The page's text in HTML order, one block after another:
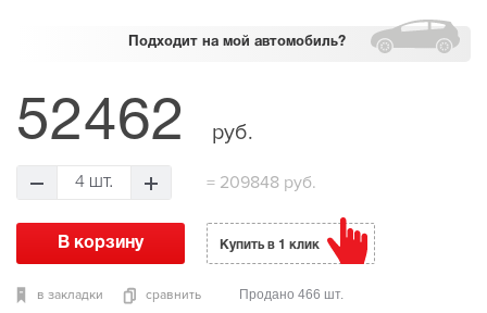
Подходит на мой автомобиль?
52462 руб.
4 шт. = 209848 руб.
в закладки сравнить
Купить в 1 клик
Продано 466 шт.